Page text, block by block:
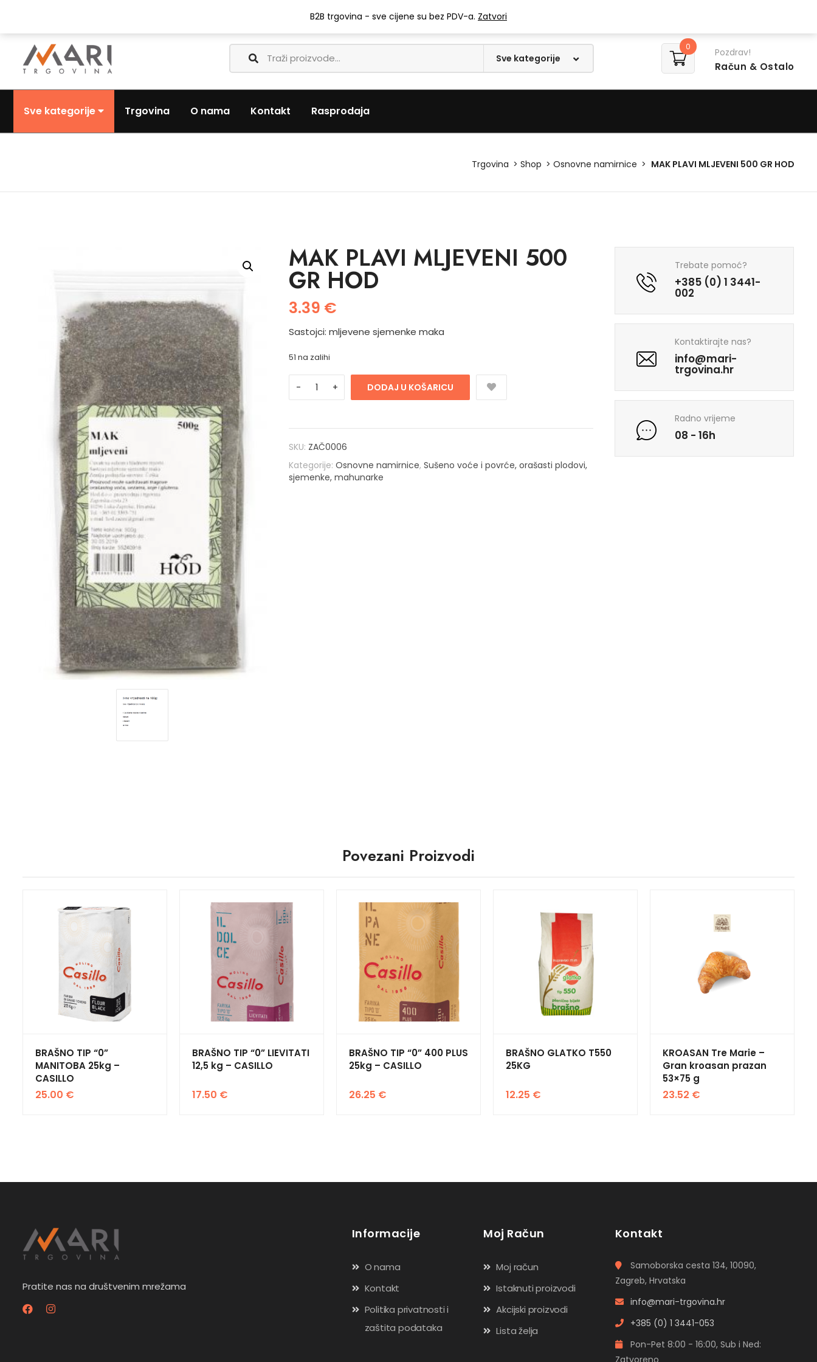
B2B trgovina - sve cijene su bez PDV-a. Zatvori
info@mari-trgovina.hr
0 Pozdrav!
Račun & Ostalo
Sve kategorije Trgovina O nama Kontakt Rasprodaja
Trgovina Shop Osnovne namirnice MAK PLAVI MLJEVENI 500 GR HOD
MAK PLAVI MLJEVENI 500
GR HOD
3.39 €
Sastojci: mljevene sjemenke maka
51 na zalihi
DODAJ U KOŠARICU
SKU: ZAČ0006
Kategorije:Osnovne namirnice,Sušeno voće i povrće, orašasti plodovi,
sjemenke, mahunarke
Trebate pomoć?
+385 (0) 1 3441-
002
Kontaktirajte nas?
info@mari-
trgovina.hr
Radno vrijeme
08 - 16h
Povezani Proizvodi
BRAŠNO TIP “0”
MANITOBA 25kg –
CASILLO
25.00 €
BRAŠNO TIP “0” LIEVITATI
12,5 kg – CASILLO
17.50 €
BRAŠNO TIP “0” 400 PLUS
25kg – CASILLO
26.25 €
BRAŠNO GLATKO T550
25KG
12.25 €
KROASAN Tre Marie –
Gran kroasan prazan
53×75 g
23.52 €
Pratite nas na društvenim mrežama
Informacije
O nama
Kontakt
Politika privatnosti i
zaštita podataka
Moj Račun
Moj račun
Istaknuti proizvodi
Akcijski proizvodi
Lista želja
Kontakt
Samoborska cesta 134, 10090,
Zagreb, Hrvatska
info@mari-trgovina.hr
+385 (0) 1 3441-053
Pon-Pet 8:00 - 16:00, Sub i Ned:
Zatvoreno